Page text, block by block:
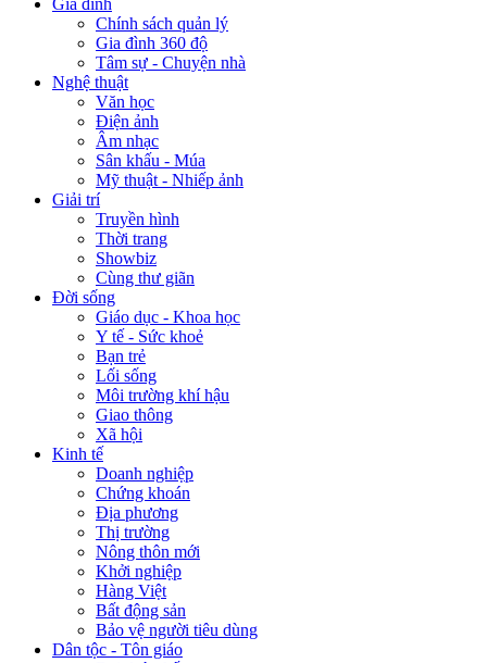
Gia đình
Chính sách quản lý
Gia đình 360 độ
Tâm sự - Chuyện nhà
Nghệ thuật
Văn học
Điện ảnh
Âm nhạc
Sân khấu - Múa
Mỹ thuật - Nhiếp ảnh
Giải trí
Truyền hình
Thời trang
Showbiz
Cùng thư giãn
Đời sống
Giáo dục - Khoa học
Y tế - Sức khoẻ
Bạn trẻ
Lối sống
Môi trường khí hậu
Giao thông
Xã hội
Kinh tế
Doanh nghiệp
Chứng khoán
Địa phương
Thị trường
Nông thôn mới
Khởi nghiệp
Hàng Việt
Bất động sản
Bảo vệ người tiêu dùng
Dân tộc - Tôn giáo